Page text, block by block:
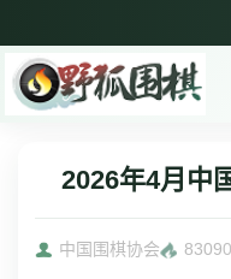
2026年4月中
中国围棋协会 8309